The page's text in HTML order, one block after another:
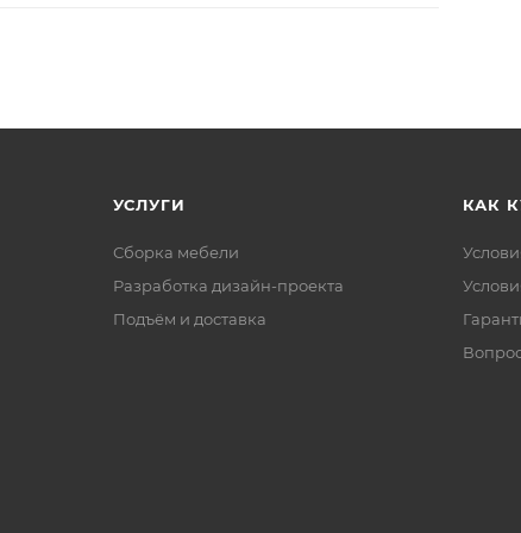
УСЛУГИ
Сборка мебели
Разработка дизайн-проекта
Подъём и доставка
КАК